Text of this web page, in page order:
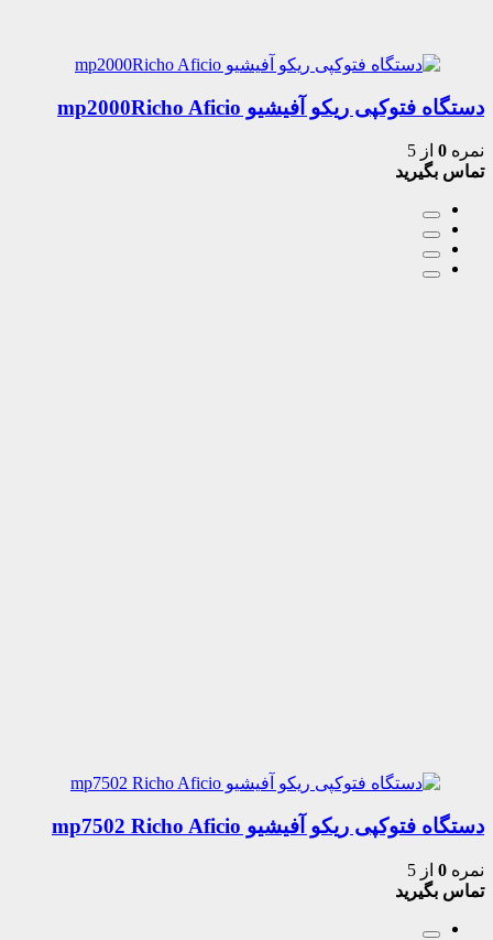
دستگاه فتوکپی ریکو آفیشیو mp2000Richo Aficio
نمره 0 از 5
تماس بگیرید
دستگاه فتوکپی ریکو آفیشیو mp7502 Richo Aficio
نمره 0 از 5
تماس بگیرید